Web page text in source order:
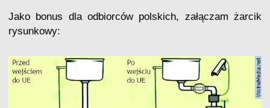
Jako bonus dla odbiorców polskich, załączam żarcik
rysunkowy: